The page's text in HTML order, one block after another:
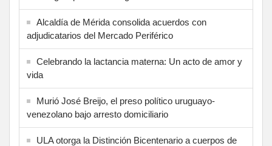
Alcaldía de Mérida consolida acuerdos con
adjudicatarios del Mercado Periférico
Celebrando la lactancia materna: Un acto de amor y
vida
Murió José Breijo, el preso político uruguayo-
venezolano bajo arresto domiciliario
ULA otorga la Distinción Bicentenario a cuerpos de